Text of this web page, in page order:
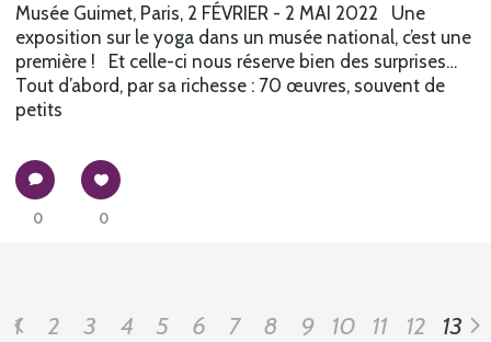
Musée Guimet, Paris, 2 FÉVRIER - 2 MAI 2022 Une
exposition sur le yoga dans un musée national, c’est une
première ! Et celle-ci nous réserve bien des surprises…
Tout d’abord, par sa richesse : 70 œuvres, souvent de
petits
0 0
1 2 3 4 5 6 7 8 9 10 11 12
13